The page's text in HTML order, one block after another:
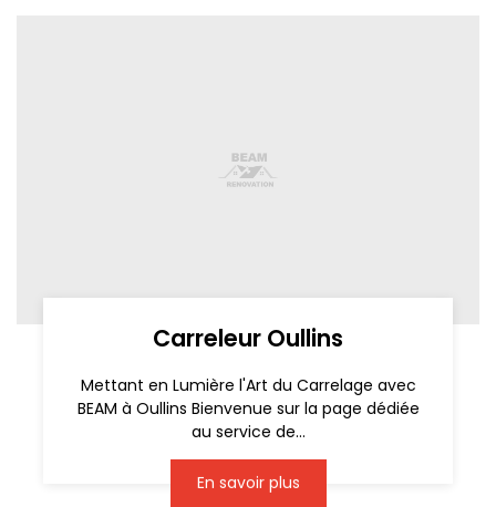
Carreleur Oullins
Mettant en Lumière l'Art du Carrelage avec
BEAM à Oullins Bienvenue sur la page dédiée
au service de...
En savoir plus